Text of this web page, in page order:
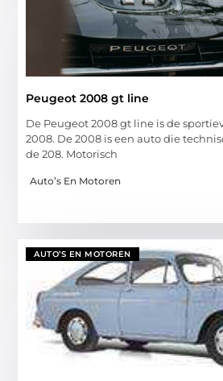
Peugeot 2008 gt line
De Peugeot 2008 gt line is de
2008. De 2008 is een auto die
de 208. Motorisch
Auto’s En Motoren
AUTO’S EN MOTOREN